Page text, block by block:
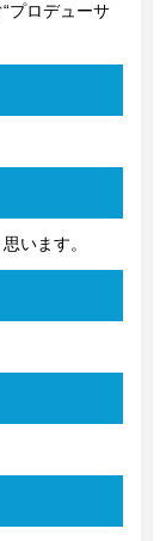
プロデューサ
います。